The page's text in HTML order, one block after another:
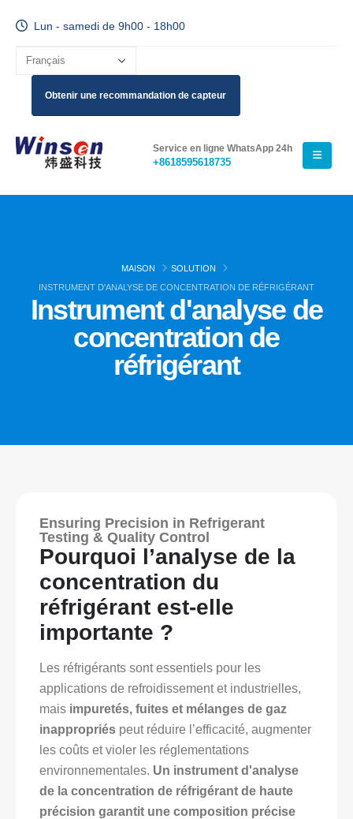
Lun - samedi de 9h00 - 18h00
Obtenir une recommandation de capteur
Service en ligne WhatsApp 24h
+8618595618735
MAISON
SOLUTION
INSTRUMENT D'ANALYSE DE CONCENTRATION DE RÉFRIGÉRANT
Instrument d'analyse de
concentration de
réfrigérant
Ensuring Precision in Refrigerant
Testing & Quality Control
Pourquoi l’analyse de la
concentration du
réfrigérant est-elle
importante ?
Les réfrigérants sont essentiels pour les
applications de refroidissement et industrielles,
mais impuretés, fuites et mélanges de gaz
inappropriés peut réduire l’efficacité, augmenter
les coûts et violer les réglementations
environnementales. Un instrument d'analyse
de la concentration de réfrigérant de haute
précision garantit une composition précise